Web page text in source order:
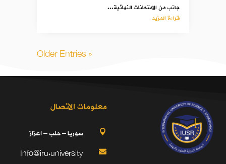
جانب من الامتحانات النهائية...
قراءة المزيد
« Older Entries
معلومات الاتصال
 سوريا – حلب – اعزاز

Info@iru.university